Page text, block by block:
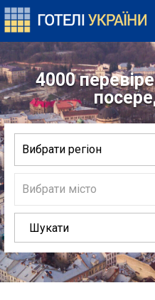
4000
Вибрати регіон
Вибрати місто